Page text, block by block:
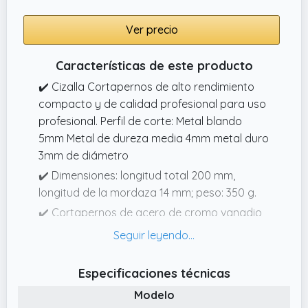
Ver precio
Características de este producto
✔️ Cizalla Cortapernos de alto rendimiento
compacto y de calidad profesional para uso
profesional. Perfil de corte: Metal blando
5mm Metal de dureza media 4mm metal duro
3mm de diámetro
✔️ Dimensiones: longitud total 200 mm,
longitud de la mordaza 14 mm; peso: 350 g.
✔️ Cortapernos de acero de cromo vanadio
60 forjado con bordes de corte endurecidos
✔️ Asas con recubrimineto doble para
proteger la manos con uso intenso
✔️ Para cortar placas de acero, trenzas de
Especificaciones técnicas
Modelo